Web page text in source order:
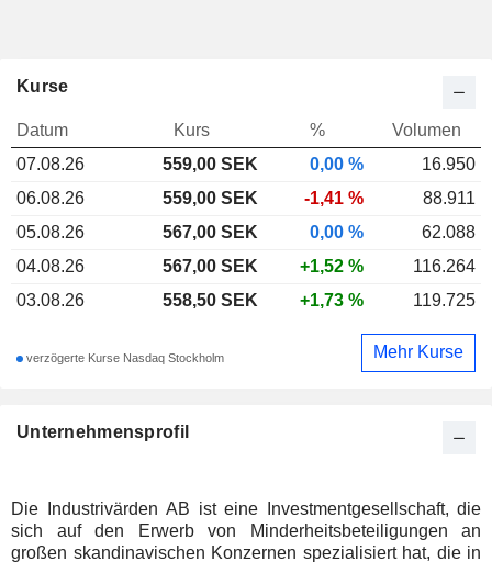
Unternehmensprofil
Die Industrivärden AB ist eine Investmentgesellschaft, die
sich auf den Erwerb von Minderheitsbeteiligungen an
großen skandinavischen Konzernen spezialisiert hat, die in
Kurse
Datum Kurs %
Volumen
07.08.26
559,00 SEK 0,00 %
16.950
06.08.26
559,00 SEK -1,41 %
88.911
05.08.26
567,00 SEK 0,00 %
62.088
04.08.26
567,00 SEK +1,52 %
116.264
03.08.26
558,50 SEK +1,73 % 119.725
verzögerte Kurse Nasdaq Stockholm Mehr Kurse